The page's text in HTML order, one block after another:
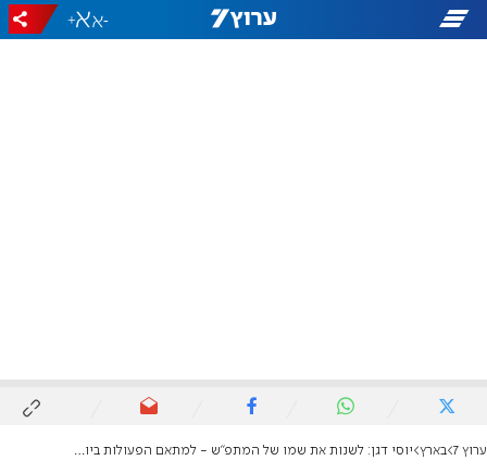
-
+
ערוץ 7 בארץ יוסי דגן: לשנות את שמו של המתפ"ש - למתאם הפעולות ביו"ש